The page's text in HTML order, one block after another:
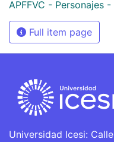
APFFVC - Personajes
Full item page
Universidad Icesi: Calle